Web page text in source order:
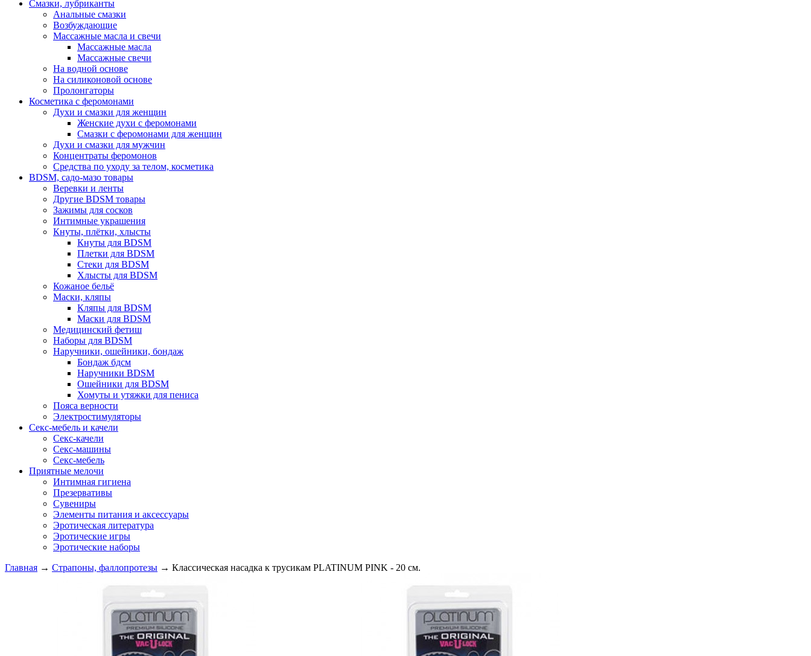
Смазки, лубриканты
Анальные смазки
Возбуждающие
Массажные масла и свечи
Массажные масла
Массажные свечи
На водной основе
На силиконовой основе
Пролонгаторы
Косметика с феромонами
Духи и смазки для женщин
Женские духи с феромонами
Смазки с феромонами для женщин
Духи и смазки для мужчин
Концентраты феромонов
Средства по уходу за телом, косметика
BDSM, садо-мазо товары
Веревки и ленты
Другие BDSM товары
Зажимы для сосков
Интимные украшения
Кнуты, плётки, хлысты
Кнуты для BDSM
Плетки для BDSM
Стеки для BDSM
Хлысты для BDSM
Кожаное бельё
Маски, кляпы
Кляпы для BDSM
Маски для BDSM
Медицинский фетиш
Наборы для BDSM
Наручники, ошейники, бондаж
Бондаж бдсм
Наручники BDSM
Ошейники для BDSM
Хомуты и утяжки для пениса
Пояса верности
Электростимуляторы
Секс-мебель и качели
Секс-качели
Секс-машины
Секс-мебель
Приятные мелочи
Интимная гигиена
Презервативы
Сувениры
Элементы питания и аксессуары
Эротическая литература
Эротические игры
Эротические наборы
Главная → Страпоны, фаллопротезы → Классическая насадка к трусикам PLATINUM PINK - 20 см.